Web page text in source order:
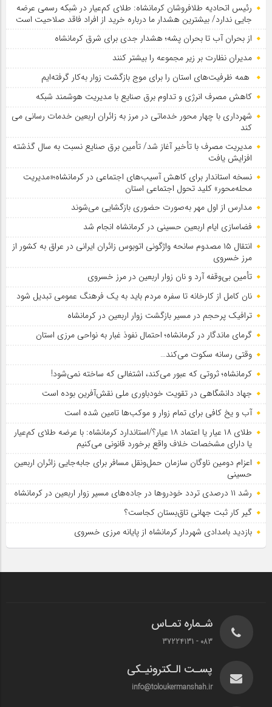
رئیس اتحادیه طلافروشان کرمانشاه: طلای کم‌عیار در شبکه رسمی عرضه
جایی ندارد/ بیشترین هشدار ما درباره خرید از افراد فاقد صلاحیت است
از بحران آب تا بحران پشه؛ هشدار جدی برای شرق کرمانشاه
مدیران نظارت بر زیر مجموعه را بیشتر کنند
همه ظرفیت‌های استان را برای موج بازگشت زوار به‌کار گرفته‌ایم
کاهش مصرف انرژی و تداوم برق صنایع با مدیریت هوشمند شبکه
شهرداری با چهار محور خدماتی در مرز به زائران اربعین خدمات رسانی می
کند
مدیریت مصرف با تأخیر آغاز شد/ تأمین برق صنایع نسبت به سال گذشته
افزایش یافت
نسخه استاندار برای کاهش آسیب‌های اجتماعی در کرمانشاه؛«مدیریت
محله‌محور» کلید تحول اجتماعی استان
مدارس از اول مهر به‌صورت حضوری بازگشایی می‌شوند
فضاسازی ایام اربعین حسینی در کرمانشاه انجام شد
انتقال ۱۵ مصدوم سانحه واژگونی اتوبوس زائران ایرانی در عراق به کشور از
مرز خسروی
تأمین بی‌وقفه آرد و نان زوار اربعین در مرز خسروی
نان کامل از کارخانه تا سفره مردم باید به یک فرهنگ عمومی تبدیل شود
ترافیک پرحجم در مسیر بازگشت زوار اربعین در کرمانشاه
گرمای ماندگار در کرمانشاه؛ احتمال نفوذ غبار به نواحی مرزی استان
وقتی رسانه سکوت می‌کند…
کرمانشاه؛ ثروتی که عبور می‌کند، اشتغالی که ساخته نمی‌شود!
جهاد دانشگاهی در تقویت خودباوری ملی نقش‌آفرین بوده است
آب و یخ کافی برای تمام زوار و موکب‌ها تامین شده است
طلای ۱۸ عیار یا اعتماد ۱۸ عیار؟/استاندارد کرمانشاه: با عرضه طلای کم‌عیار
یا دارای مشخصات خلاف واقع برخورد قانونی می‌کنیم
اعزام دومین ناوگان سازمان حمل‌ونقل مسافر برای جابه‌جایی زائران اربعین
حسینی
رشد ۱۱ درصدی تردد خودروها در جاده‌های مسیر زوار اربعین در کرمانشاه
گیر کار ثبت جهانی تاق‌بستان کجاست؟
بازدید بامدادی شهردار کرمانشاه از پایانه مرزی خسروی
شـماره تمـاس
083 - 37224131
پسـت الـکترونیـکی
info@toloukermanshah.ir